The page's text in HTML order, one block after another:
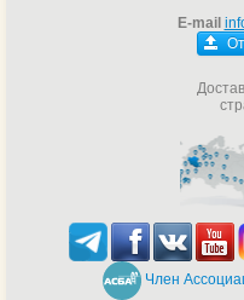
E-mail
Член